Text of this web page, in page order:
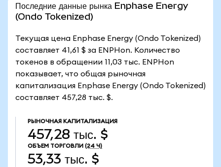
Последние данные рынка Enphase Energy
(Ondo Tokenized)
Текущая цена Enphase Energy (Ondo Tokenized)
составляет 41,61 $ за ENPHon. Количество
токенов в обращении 11,03 тыс. ENPHon
показывает, что общая рыночная
капитализация Enphase Energy (Ondo Tokenized)
составляет 457,28 тыс. $.
РЫНОЧНАЯ КАПИТАЛИЗАЦИЯ
457,28 тыс. $
ОБЪЕМ ТОРГОВЛИ (24 Ч)
53,33 тыс. $